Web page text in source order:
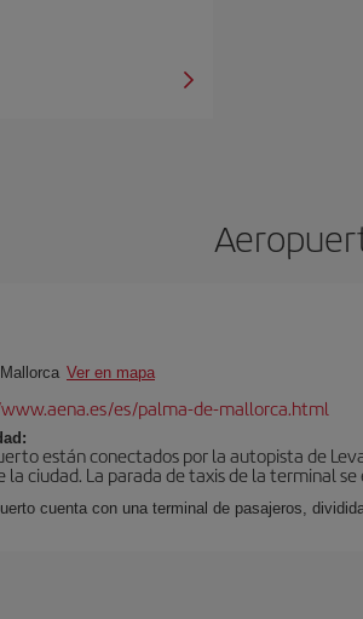
Ver en mapa
es/palma-de-mallorca.html
están conectados por la autopista de
la ciudad. La parada de taxis de la terminal
cuenta con una terminal de pasajeros,